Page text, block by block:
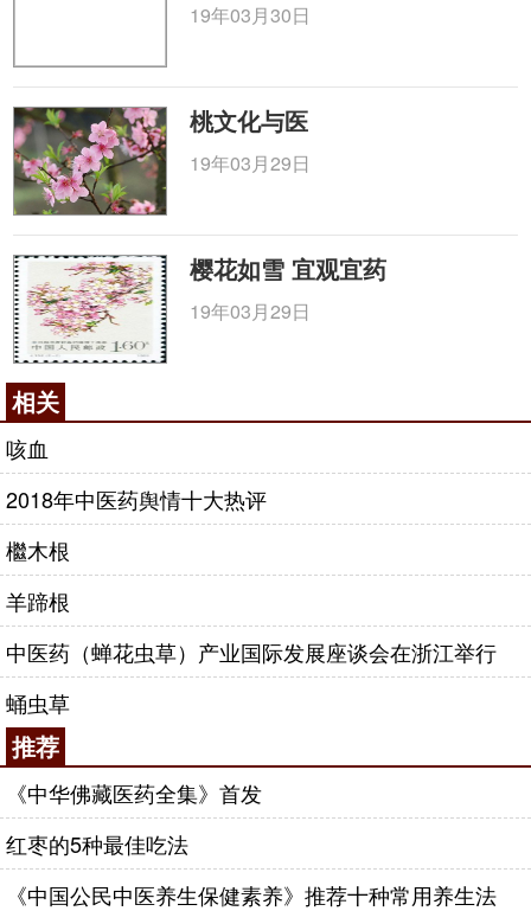
19年03月30日
桃文化与医
19年03月29日
樱花如雪 宜观宜药
19年03月29日
相关
咳血
2018年中医药舆情十大热评
檵木根
羊蹄根
中医药（蝉花虫草）产业国际发展座谈会在浙江举行
蛹虫草
推荐
《中华佛藏医药全集》首发
红枣的5种最佳吃法
《中国公民中医养生保健素养》推荐十种常用养生法